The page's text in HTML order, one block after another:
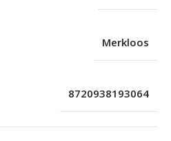
Merkloos
8720938193064